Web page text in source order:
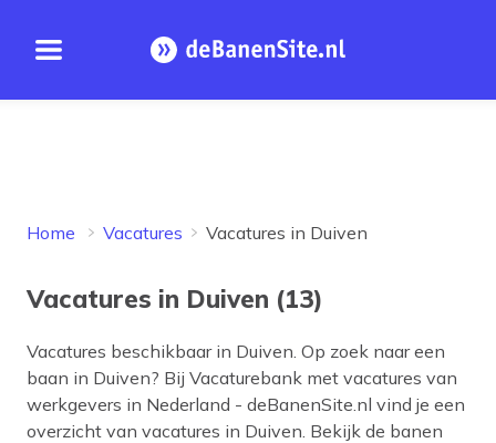
Open menu Homepage
Home Vacatures Vacatures in Duiven
Vacatures in Duiven (13)
Vacatures beschikbaar in Duiven. Op zoek naar een
baan in Duiven? Bij Vacaturebank met vacatures van
werkgevers in Nederland - deBanenSite.nl vind je een
overzicht van vacatures in Duiven. Bekijk de banen